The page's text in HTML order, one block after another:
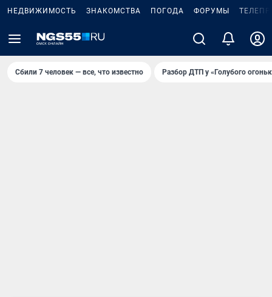
НЕДВИЖИМОСТЬ ЗНАКОМСТВА ПОГОДА ФОРУМЫ
Сбили 7 человек — все, что известно Разбор ДТП у «Голубого